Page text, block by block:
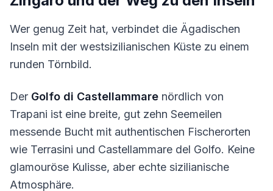
Wer genug Zeit hat, verbindet die Ägadischen
Inseln mit der westsizilianischen Küste zu einem
runden Törnbild.
Der Golfo di Castellammare nördlich von
Trapani ist eine breite, gut zehn Seemeilen
messende Bucht mit authentischen Fischerorten
wie Terrasini und Castellammare del Golfo. Keine
glamouröse Kulisse, aber echte sizilianische
Atmosphäre.